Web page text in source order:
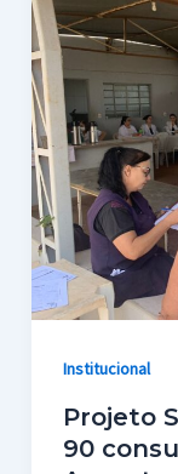
Institucional
Projeto
90